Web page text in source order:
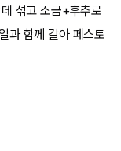
섞고 소금+후추로
과 함께 갈아 페스토